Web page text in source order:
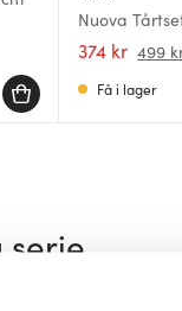
Nuova
374 kr 499
Få i lager